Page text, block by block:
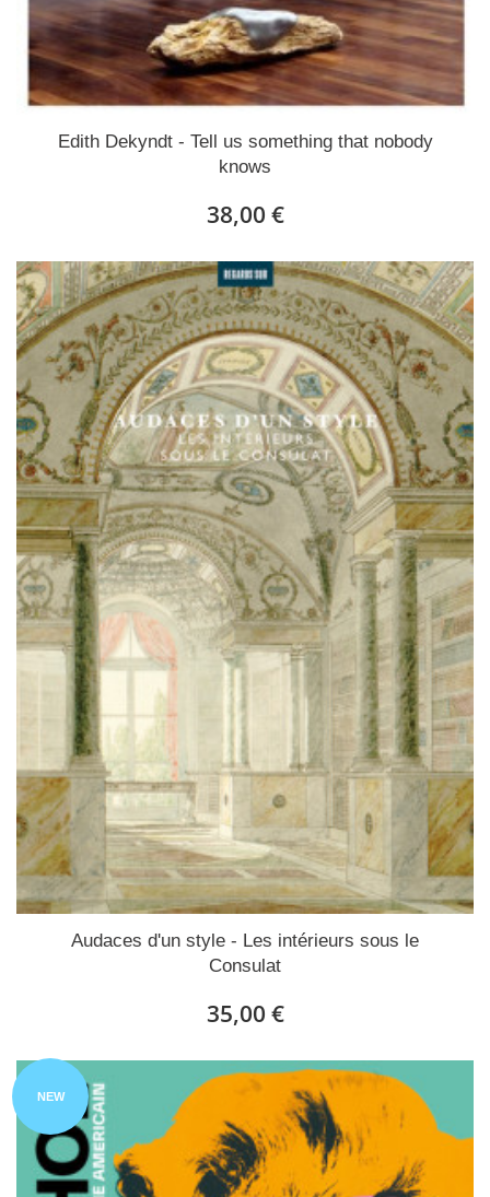
Edith Dekyndt - Tell us something that nobody
knows
38,00 €
Audaces d'un style - Les intérieurs sous le
Consulat
35,00 €
NEW